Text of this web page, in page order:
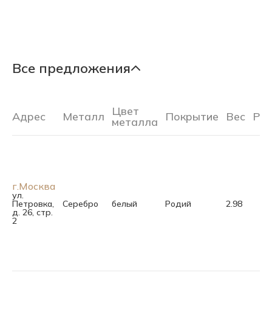
Все предложения
Адрес Металл Цвет
металла Покрытие Вес
г.Москва
ул.
Петровка,
д. 26, стр.
2
Серебро белый Родий 2.98